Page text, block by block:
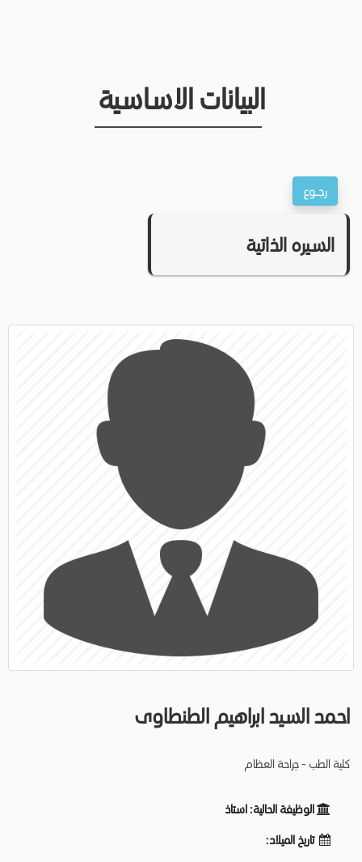
البيانات الاساسية
السيره الذاتية
احمد السيد ابراهيم الطنطاوى
كلية الطب - جراحة العظام
الوظيفة الحالية: استاذ
تاريخ الميلاد: